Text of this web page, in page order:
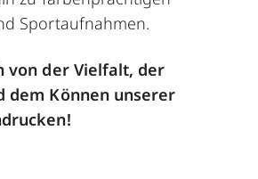
Sportaufnahmen.
von der Vielfalt, der
dem Können unserer